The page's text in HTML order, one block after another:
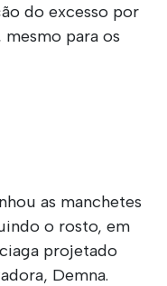
do excesso por
para os
as manchetes
o rosto, em
projetado
Demna.